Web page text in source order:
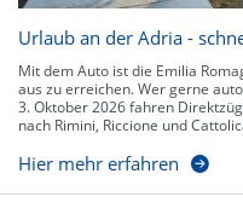
Urlaub an der Adria -
Mit dem Auto ist die Emilia
aus zu erreichen. Wer gerne
3. Oktober 2026 fahren
nach Rimini, Riccione und
Hier mehr erfahren